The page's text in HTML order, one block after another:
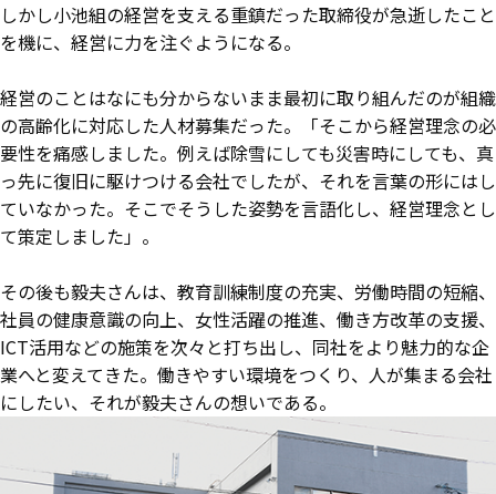
しかし小池組の経営を支える重鎮だった取締役が急逝したこと
を機に、経営に力を注ぐようになる。
経営のことはなにも分からないまま最初に取り組んだのが組織
の高齢化に対応した人材募集だった。「そこから経営理念の必
要性を痛感しました。例えば除雪にしても災害時にしても、真
っ先に復旧に駆けつける会社でしたが、それを言葉の形にはし
ていなかった。そこでそうした姿勢を言語化し、経営理念とし
て策定しました」。
その後も毅夫さんは、教育訓練制度の充実、労働時間の短縮、
社員の健康意識の向上、女性活躍の推進、働き方改革の支援、
ICT活用などの施策を次々と打ち出し、同社をより魅力的な企
業へと変えてきた。働きやすい環境をつくり、人が集まる会社
にしたい、それが毅夫さんの想いである。